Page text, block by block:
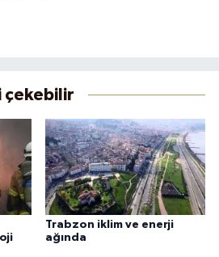
çekebilir
Trabzon iklim ve enerji
ağında